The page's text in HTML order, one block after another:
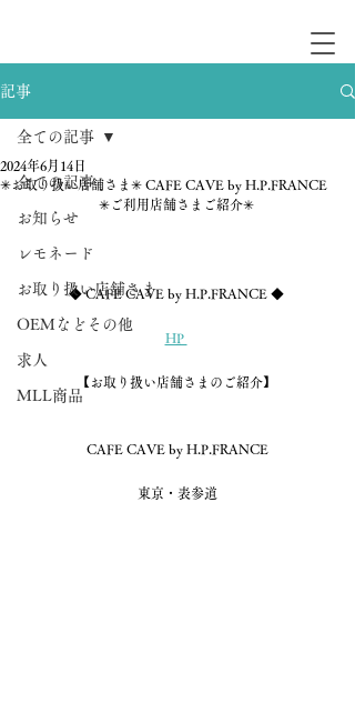
記事
全ての記事
お知らせ
レモネード
お取り扱い店舗さま
OEMなどその他
求人
MLL商品
全ての記事
✳︎お取り扱い店舗さま✳︎ CAFE CAVE by H.P.FRANCE
2024年6月14日
✳︎ご利用店舗さまご紹介✳︎
◆ CAFE CAVE by H.P.FRANCE ◆
HP
【お取り扱い店舗さまのご紹介】
CAFE CAVE by H.P.FRANCE
東京・表参道